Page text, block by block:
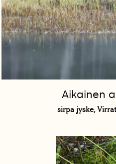
Aikainen
sirpa jyske,